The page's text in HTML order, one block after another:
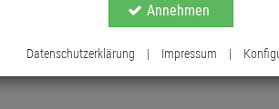
Annehmen
Datenschutzerklärung | Impressum |